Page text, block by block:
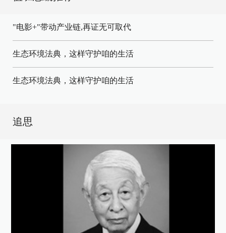
"电影+"带动产业链,再证无可取代
生态环境法典，这样守护咱的生活
生态环境法典，这样守护咱的生活
追思